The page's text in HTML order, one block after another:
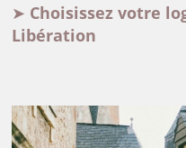
➤ Choisissez votre
Libération